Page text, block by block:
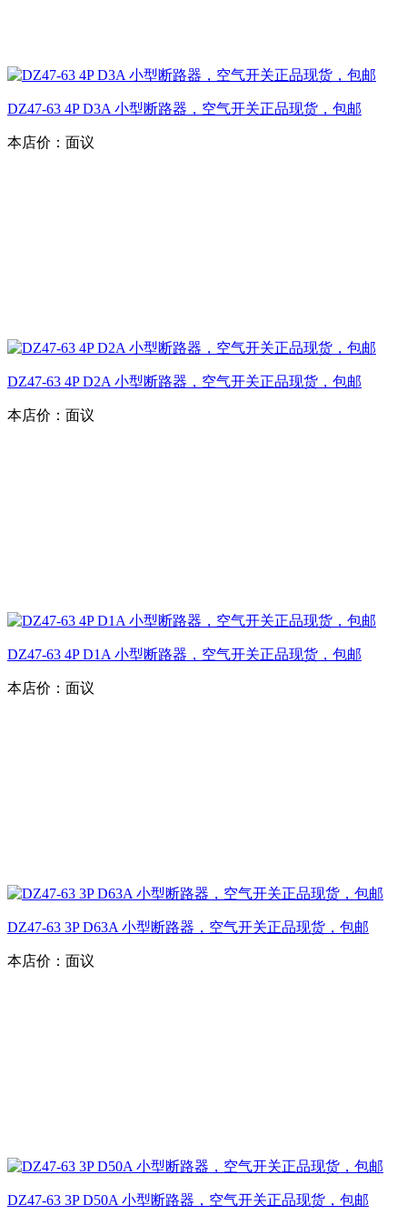
DZ47-63 4P D3A 小型断路器，空气开关正品现货，包邮
本店价： 面议
DZ47-63 4P D2A 小型断路器，空气开关正品现货，包邮
本店价： 面议
DZ47-63 4P D1A 小型断路器，空气开关正品现货，包邮
本店价： 面议
DZ47-63 3P D63A 小型断路器，空气开关正品现货，包邮
本店价： 面议
DZ47-63 3P D50A 小型断路器，空气开关正品现货，包邮